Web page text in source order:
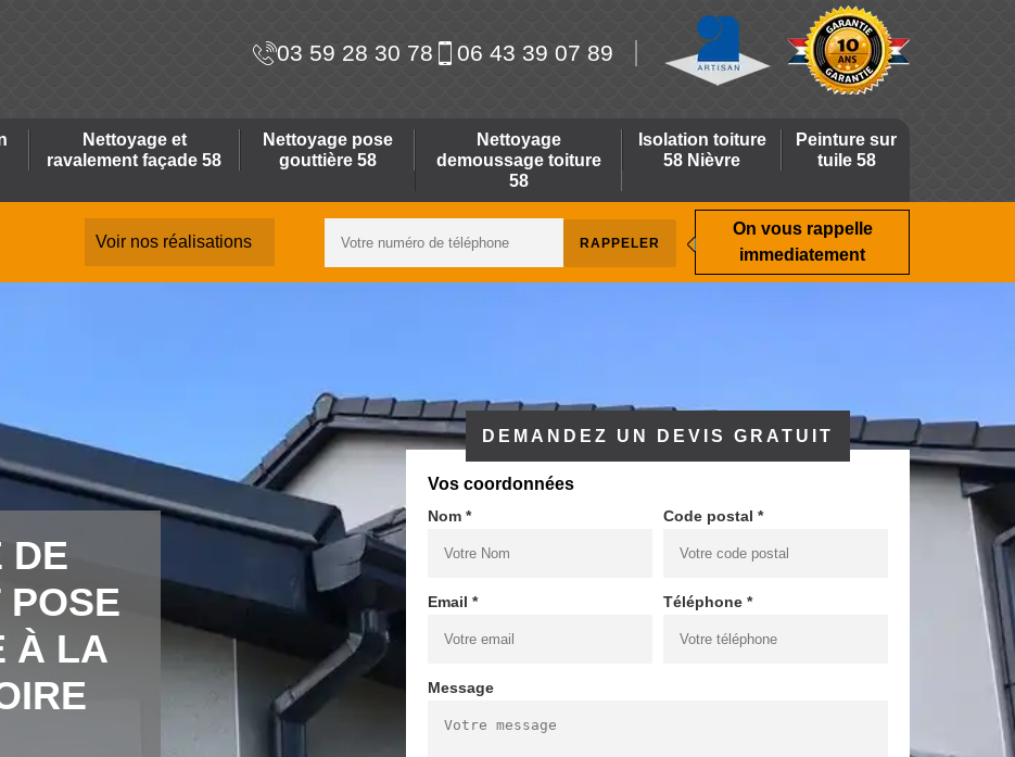
03 59 28 30 78 06 43 39 07 89
Nettoyage et
ravalement façade 58
Nettoyage pose
gouttière 58
Nettoyage
demoussage toiture
58
Isolation toiture
58 Nièvre
Peinture sur
tuile 58
Voir nos réalisations
On vous rappelle
immediatement
DE
POSE
À LA
DEMANDEZ UN DEVIS GRATUIT
Vos coordonnées
Nom * Code postal *
Email * Téléphone *
Message